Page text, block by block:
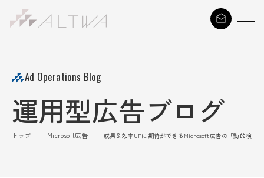
Ad Operations Blog
運用型広告ブログ
トップ — Microsoft広告 — 成果＆効率UPに期待ができるMicrosoft広告の「動的検索